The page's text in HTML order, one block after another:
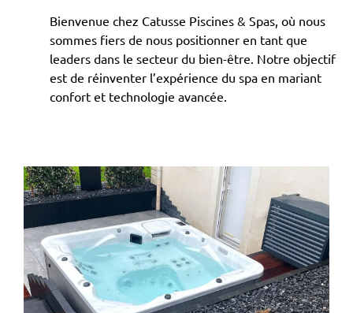
Bienvenue chez Catusse Piscines & Spas, où nous
sommes fiers de nous positionner en tant que
leaders dans le secteur du bien-être. Notre objectif
est de réinventer l’expérience du spa en mariant
confort et technologie avancée.